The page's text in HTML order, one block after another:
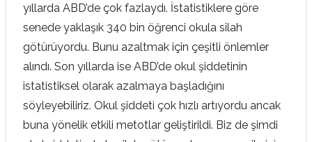
yıllarda ABD’de çok fazlaydı. İstatistiklere göre
senede yaklaşık 340 bin öğrenci okula silah
götürüyordu. Bunu azaltmak için çeşitli önlemler
alındı. Son yıllarda ise ABD’de okul şiddetinin
istatistiksel olarak azalmaya başladığını
söyleyebiliriz. Okul şiddeti çok hızlı artıyordu ancak
buna yönelik etkili metotlar geliştirildi. Biz de şimdi